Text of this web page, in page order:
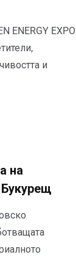
ENERGY EXPO
и
на
Букурещ